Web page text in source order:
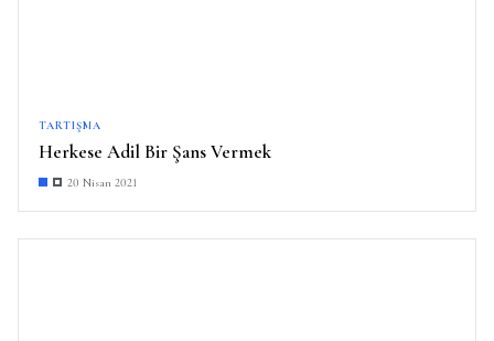
TARTIŞMA
Herkese Adil Bir Şans Vermek
20 Nisan 2021